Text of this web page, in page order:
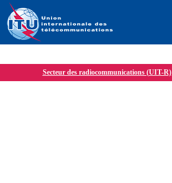
Secteur des radiocommunications (UIT-R)